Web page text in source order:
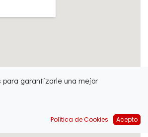
garantizarle una mejor
Política de Cookies Acepto